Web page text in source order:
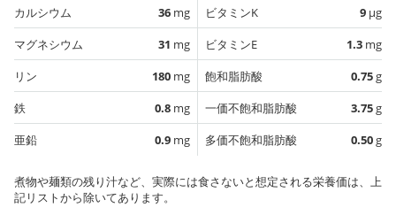
カルシウム
36 mg
マグネシウム
31 mg
リン
180 mg
鉄
0.8 mg
亜鉛
0.9 mg
ビタミンK
9 µg
ビタミンE
1.3 mg
飽和脂肪酸
0.75g
一価不飽和脂肪酸
3.75g
多価不飽和脂肪酸
0.50g
煮物や麺類の残り汁など、実際には食さないと想定される栄養価は、上
記リストから除いてあります。